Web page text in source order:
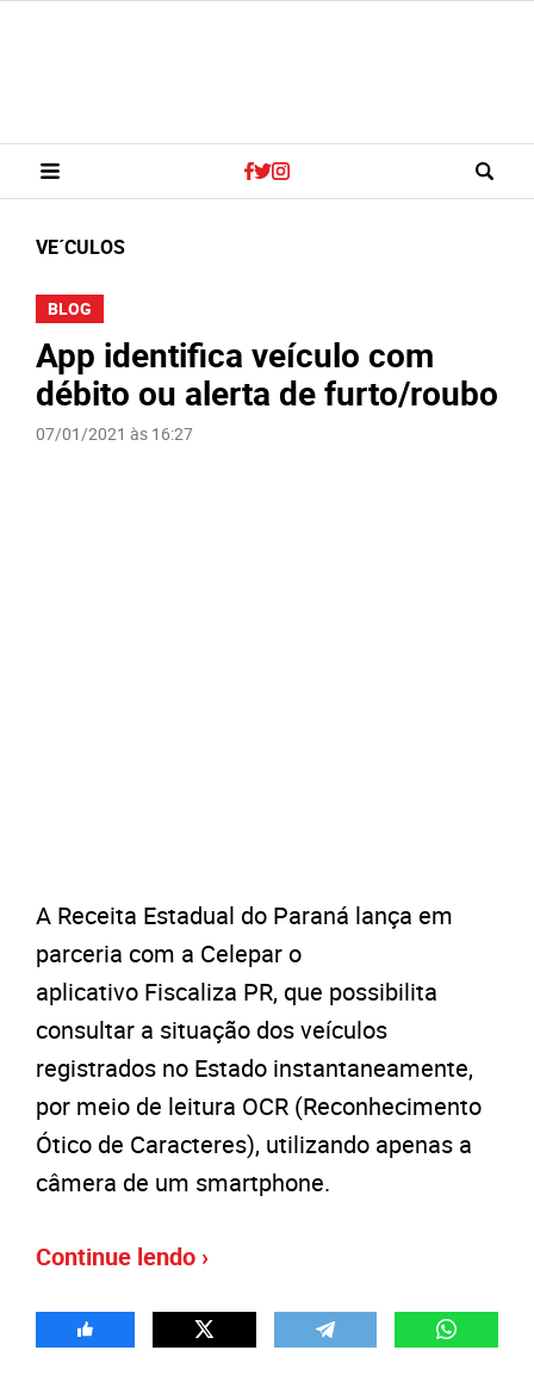
VE´CULOS
BLOG
App identifica veículo com
débito ou alerta de furto/roubo
07/01/2021 às 16:27
A Receita Estadual do Paraná lança em
parceria com a Celepar o
aplicativo Fiscaliza PR, que possibilita
consultar a situação dos veículos
registrados no Estado instantaneamente,
por meio de leitura OCR (Reconhecimento
Ótico de Caracteres), utilizando apenas a
câmera de um smartphone.
Continue lendo ›